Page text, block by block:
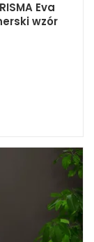
Eva
wzór